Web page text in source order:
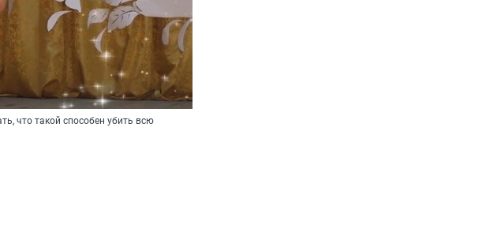
что такой способен убить всю